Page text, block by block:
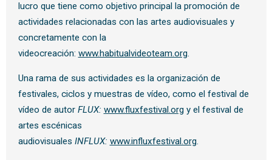
lucro que tiene como objetivo principal la promoción de
actividades relacionadas con las artes audiovisuales y
concretamente con la
videocreación: www.habitualvideoteam.org.
Una rama de sus actividades es la organización de
festivales, ciclos y muestras de vídeo, como el festival de
vídeo de autor FLUX: www.fluxfestival.org y el festival de
artes escénicas
audiovisuales INFLUX: www.influxfestival.org.